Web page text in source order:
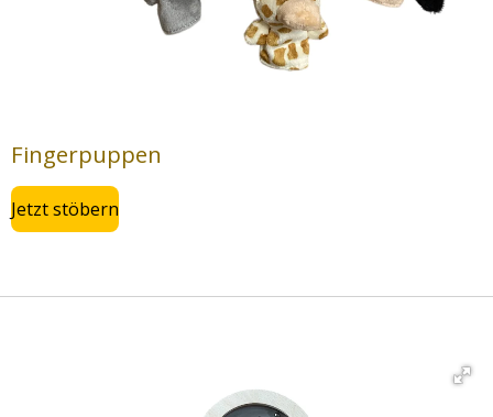
Fingerpuppen
Jetzt stöbern